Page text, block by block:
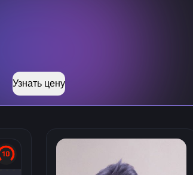
Узнать цену